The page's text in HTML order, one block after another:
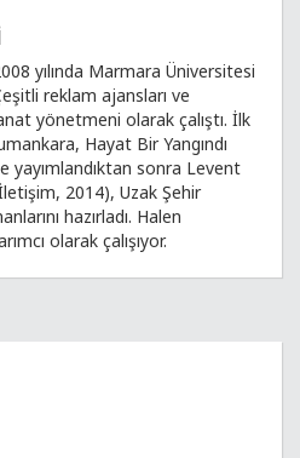
yılında Marmara Üniversitesi
reklam ajansları ve
yönetmeni olarak çalıştı. İlk
Hayat Bir Yangındı
yayımlandıktan sonra Levent
2014), Uzak Şehir
hazırladı. Halen
olarak çalışıyor.